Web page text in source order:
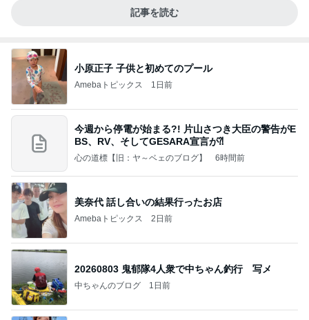
記事を読む
小原正子 子供と初めてのプール
Amebaトピックス 1日前
今週から停電が始まる?! 片山さつき大臣の警告がE
BS、RV、そしてGESARA宣言が⁈
心の道標【旧：ヤ～ベェのブログ】 6時間前
美奈代 話し合いの結果行ったお店
Amebaトピックス 2日前
20260803 鬼郁隊4人衆で中ちゃん釣行 写メ
中ちゃんのブログ 1日前